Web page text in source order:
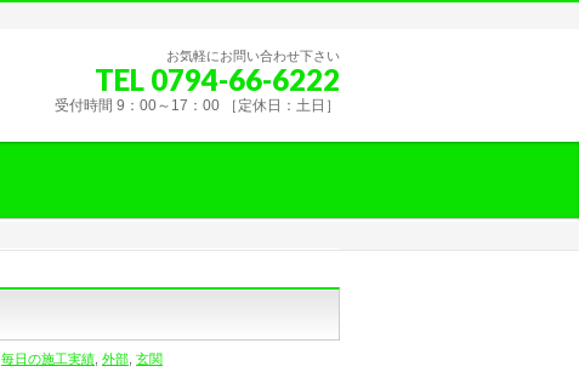
お気軽にお問い合わせ下さい
TEL 0794-66-6222
受付時間 9：00～17：00 ［定休日：土日］
毎日の施工実績 外部 玄関